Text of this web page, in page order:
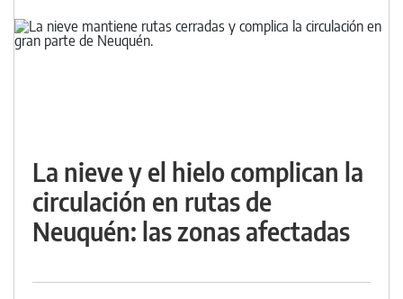
La nieve y el hielo complican la
circulación en rutas de
Neuquén: las zonas afectadas